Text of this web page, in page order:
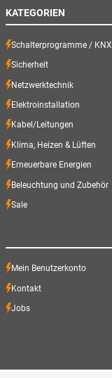
KATEGORIEN
Schalterprogramme / KNX
Sicherheit
Netzwerktechnik
Elektroinstallation
Kabel/Leitungen
Klima, Heizen & Lüften
Erneuerbare Energien
Beleuchtung und Zubehör
Sale
Mein Benutzerkonto
Kontakt
Jobs